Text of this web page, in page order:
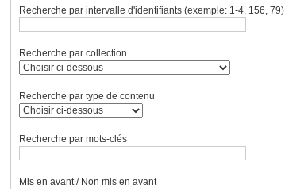
Recherche par intervalle d'identifiants (exemple: 1-4, 156, 79)
Recherche par collection
Recherche par type de contenu
Recherche par mots-clés
Mis en avant / Non mis en avant